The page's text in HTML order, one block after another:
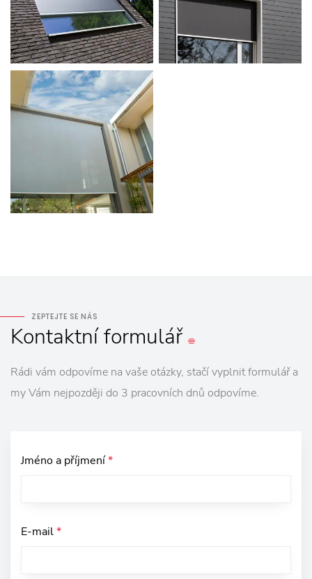
ZEPTEJTE SE NÁS
Kontaktníformulář
Rádi vám odpovíme na vaše otázky, stačí vyplnit formulář a
my Vám nejpozději do 3 pracovních dnů odpovíme.
Jméno a příjmení*
E-mail*